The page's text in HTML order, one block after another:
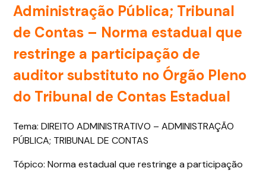
Administração Pública; Tribunal
de Contas – Norma estadual que
restringe a participação de
auditor substituto no Órgão Pleno
do Tribunal de Contas Estadual
Tema: DIREITO ADMINISTRATIVO – ADMINISTRAÇÃO
PÚBLICA; TRIBUNAL DE CONTAS
Tópico: Norma estadual que restringe a participação